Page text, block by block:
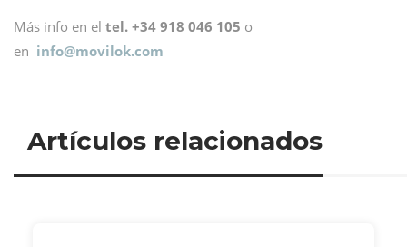
Más info en el tel. +34 918 046 105 o
en info@movilok.com
Artículos relacionados